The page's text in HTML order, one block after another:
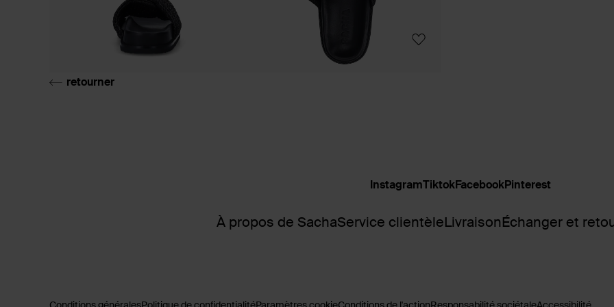
retourner
À propos de SachaService clientèleLivraisonÉchanger et
InstagramTiktokFacebookPinterest